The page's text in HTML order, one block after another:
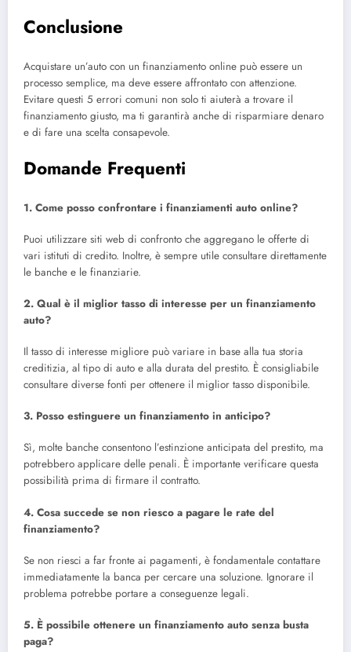
Conclusione
Acquistare un’auto con un finanziamento online può essere un
processo semplice, ma deve essere affrontato con attenzione.
Evitare questi 5 errori comuni non solo ti aiuterà a trovare il
finanziamento giusto, ma ti garantirà anche di risparmiare denaro
e di fare una scelta consapevole.
Domande Frequenti
1. Come posso confrontare i finanziamenti auto online?
Puoi utilizzare siti web di confronto che aggregano le offerte di
vari istituti di credito. Inoltre, è sempre utile consultare direttamente
le banche e le finanziarie.
2. Qual è il miglior tasso di interesse per un finanziamento
auto?
Il tasso di interesse migliore può variare in base alla tua storia
creditizia, al tipo di auto e alla durata del prestito. È consigliabile
consultare diverse fonti per ottenere il miglior tasso disponibile.
3. Posso estinguere un finanziamento in anticipo?
Sì, molte banche consentono l’estinzione anticipata del prestito, ma
potrebbero applicare delle penali. È importante verificare questa
possibilità prima di firmare il contratto.
4. Cosa succede se non riesco a pagare le rate del
finanziamento?
Se non riesci a far fronte ai pagamenti, è fondamentale contattare
immediatamente la banca per cercare una soluzione. Ignorare il
problema potrebbe portare a conseguenze legali.
5. È possibile ottenere un finanziamento auto senza busta
paga?